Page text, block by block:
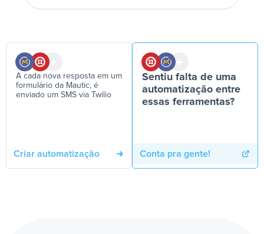
A cada nova resposta em um
formulário da Mautic, é
enviado um SMS via Twilio
Criar automatização
Sentiu falta de uma
automatização entre
essas ferramentas?
Conta pra gente!